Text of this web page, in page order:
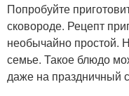
Попробуйте
сковороде. Рецепт
необычайно простой.
семье. Такое блюдо
даже на праздничный